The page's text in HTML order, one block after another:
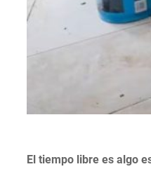
El tiempo libre es algo